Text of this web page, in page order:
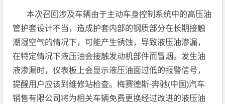
本次召回涉及车辆由于主动车身控制系统中的高压油
管护套设计不当，造成护套内部的钢质部分在长期接触
潮湿空气的情况下，可能产生锈蚀，导致液压油渗漏，
在特定情况下液压油会接触发动机部件而冒烟。发生油
液渗漏时，仪表板上会显示液压油面过低的报警信号，
提醒用户应该到维修站检查。梅赛德斯-奔驰(中国)汽车
销售有限公司将为相关车辆免费更换经过改进的液压油